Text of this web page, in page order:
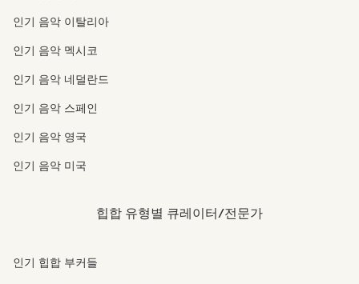
인기 음악 이탈리아
인기 음악 멕시코
인기 음악 네덜란드
인기 음악 스페인
인기 음악 영국
인기 음악 미국
힙합 유형별 큐레이터/전문가
인기 힙합 부커들